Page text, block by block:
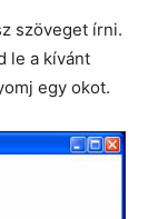
szöveget írni.
le a kívánt
egy okot.